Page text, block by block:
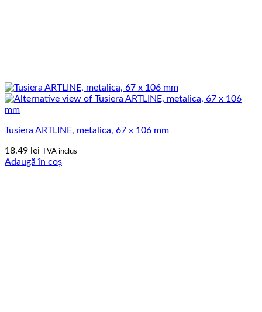
Tusiera ARTLINE, metalica, 67 x 106 mm
18.49 lei TVA inclus
Adaugă în coș